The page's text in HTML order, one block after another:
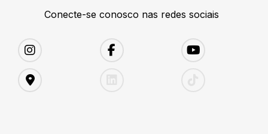
Conecte-se conosco nas redes sociais